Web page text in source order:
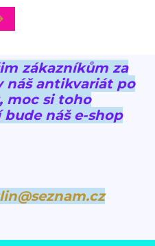
zákazníkům za
náš antikvariát po
moc si toho
náš e-shop